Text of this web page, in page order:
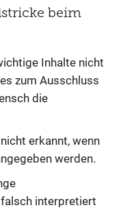
beim
Inhalte nicht
zum Ausschluss
die
erkannt, wenn
werden.
interpretiert